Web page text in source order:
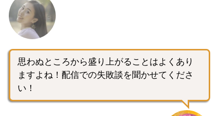
思わぬところから盛り上がることはよくあり
ますよね！配信での失敗談を聞かせてくださ
い！